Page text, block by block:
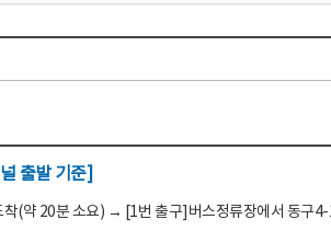
출발 기준]
(약 20분 소요) → [1번 출구]버스정류장에서 동구